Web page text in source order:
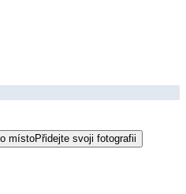
místoPřidejte svoji fotografii